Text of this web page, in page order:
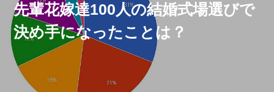
先輩花嫁達100人の結婚式場選びで
決め手になったことは？